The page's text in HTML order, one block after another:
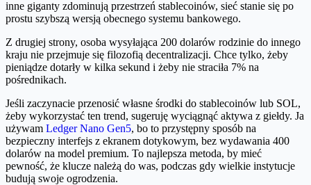
inne giganty zdominują przestrzeń stablecoinów, sieć stanie się po
prostu szybszą wersją obecnego systemu bankowego.
Z drugiej strony, osoba wysyłająca 200 dolarów rodzinie do innego
kraju nie przejmuje się filozofią decentralizacji. Chce tylko, żeby
pieniądze dotarły w kilka sekund i żeby nie straciła 7% na
pośrednikach.
Jeśli zaczynacie przenosić własne środki do stablecoinów lub SOL,
żeby wykorzystać ten trend, sugeruję wyciągnąć aktywa z giełdy. Ja
używam Ledger Nano Gen5, bo to przystępny sposób na
bezpieczny interfejs z ekranem dotykowym, bez wydawania 400
dolarów na model premium. To najlepsza metoda, by mieć
pewność, że klucze należą do was, podczas gdy wielkie instytucje
budują swoje ogrodzenia.